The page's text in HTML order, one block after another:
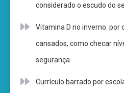
considerado o escudo do
Vitamina D no inverno: por
cansados, como checar
segurança
Currículo barrado por